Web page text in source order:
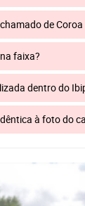
de Coroa
faixa?
dentro do
à foto do